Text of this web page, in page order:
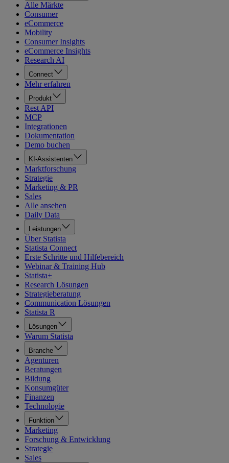
Alle Märkte
Consumer
eCommerce
Mobility
Consumer Insights
eCommerce Insights
Research AI
Connect
Mehr erfahren
Produkt
Rest API
MCP
Integrationen
Dokumentation
Demo buchen
KI-Assistenten
Marktforschung
Strategie
Marketing & PR
Sales
Alle ansehen
Daily Data
Leistungen
Über Statista
Statista Connect
Erste Schritte und Hilfebereich
Webinar & Training Hub
Statista+
Research Lösungen
Strategieberatung
Communication Lösungen
Statista R
Lösungen
Warum Statista
Branche
Agenturen
Beratungen
Bildung
Konsumgüter
Finanzen
Technologie
Funktion
Marketing
Forschung & Entwicklung
Strategie
Sales